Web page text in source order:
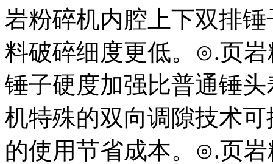
岩粉碎机内腔上下双排
料破碎细度更低。⊙.页
锤子硬度加强比普通锤
机特殊的双向调隙技术
的使用节省成本。⊙.页